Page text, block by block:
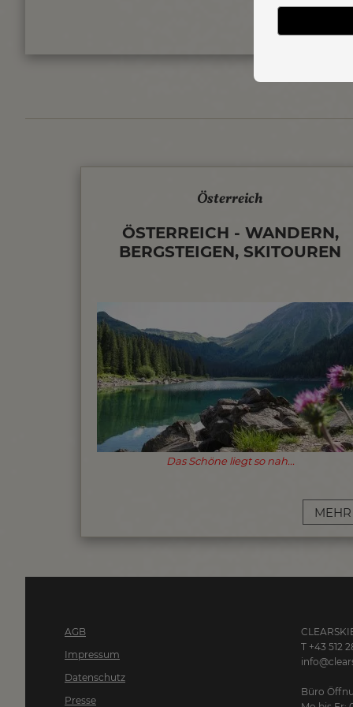
Österreich
ÖSTERREICH - WANDERN,
BERGSTEIGEN, SKITOUREN
Das Schöne liegt so nah...
MEHR
AGB
Impressum
Datenschutz
Presse
T +43 512
Büro